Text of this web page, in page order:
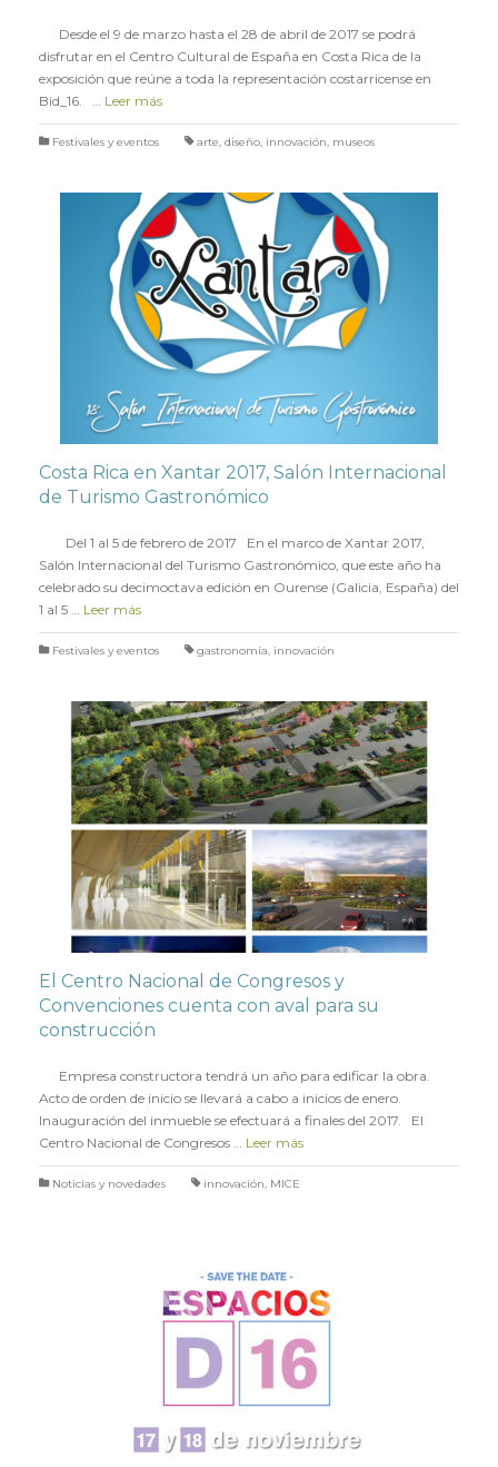
Desde el 9 de marzo hasta el 28 de abril de 2017 se podrá
disfrutar en el Centro Cultural de España en Costa Rica de la
exposición que reúne a toda la representación costarricense en
Bid_16. … Leer más
Festivales y eventos arte, diseño, innovación, museos
Costa Rica en Xantar 2017, Salón Internacional
de Turismo Gastronómico
Del 1 al 5 de febrero de 2017 En el marco de Xantar 2017,
Salón Internacional del Turismo Gastronómico, que este año ha
celebrado su decimoctava edición en Ourense (Galicia, España) del
1 al 5 … Leer más
Festivales y eventos gastronomía, innovación
El Centro Nacional de Congresos y
Convenciones cuenta con aval para su
construcción
Empresa constructora tendrá un año para edificar la obra.
Acto de orden de inicio se llevará a cabo a inicios de enero.
Inauguración del inmueble se efectuará a finales del 2017. El
Centro Nacional de Congresos … Leer más
Noticias y novedades innovación, MICE